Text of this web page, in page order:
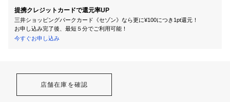
提携クレジットカードで還元率UP
三井ショッピングパークカード《セゾン》なら更に¥100につき1pt還元！
お申し込み完了後、最短５分でご利用可能！
今すぐお申し込み
店舗在庫を確認